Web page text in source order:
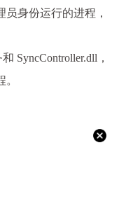
身份运行的进程，
SyncController.dll，